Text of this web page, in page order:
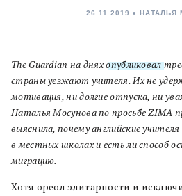
26.11.2019 НАТАЛЬЯ
The Guardian на дняхопубликовал
страны уезжают учителя. Их не
мотивация, ни долгие отпуска, ни
Наталья Мосунова по просьбе ZIMA
выяснила, почему английские
в местных школах и есть ли способ
миграцию.
Хотя ореол элитарности и